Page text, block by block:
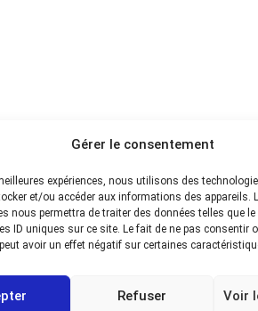
Gérer le consentement
expériences, nous utilisons des
et/ou accéder aux informations des appareils.
nous permettra de traiter des données telles que
ID uniques sur ce site. Le fait de ne pas consentir
avoir un effet négatif sur certaines
Refuser Voir
Mentions légales